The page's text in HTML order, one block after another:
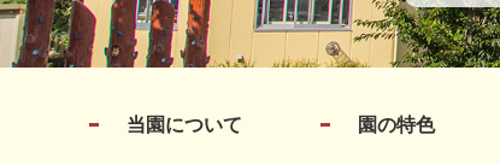
当園について 園の特色